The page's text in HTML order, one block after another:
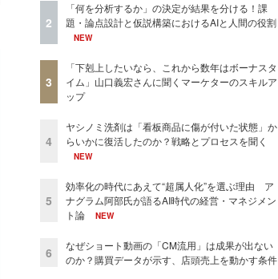
2
「何を分析するか」の決定が結果を分ける！課
題・論点設計と仮説構築におけるAIと人間の役割
NEW
3
「下剋上したいなら、これから数年はボーナスタ
イム」山口義宏さんに聞くマーケターのスキルア
ップ
4
ヤシノミ洗剤は「看板商品に傷が付いた状態」か
らいかに復活したのか？戦略とプロセスを聞く
NEW
5
効率化の時代にあえて“超属人化”を選ぶ理由 ア
ナグラム阿部氏が語るAI時代の経営・マネジメン
ト論
NEW
6
なぜショート動画の「CM流用」は成果が出ない
のか？購買データが示す、店頭売上を動かす条件